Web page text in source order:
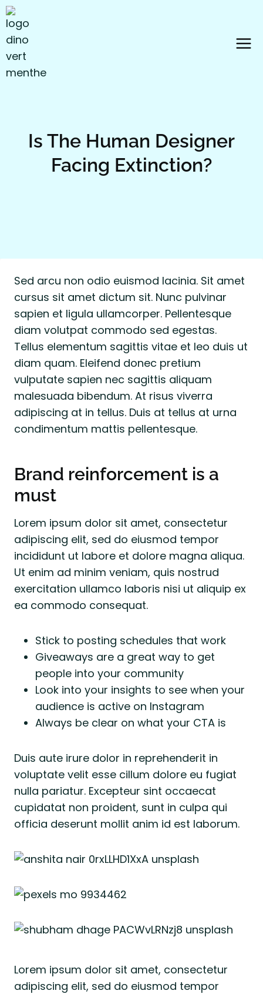
Aller
au
contenu
Is The Human Designer
Facing Extinction?
Sed arcu non odio euismod lacinia. Sit amet
cursus sit amet dictum sit. Nunc pulvinar
sapien et ligula ullamcorper. Pellentesque
diam volutpat commodo sed egestas.
Tellus elementum sagittis vitae et leo duis ut
diam quam. Eleifend donec pretium
vulputate sapien nec sagittis aliquam
malesuada bibendum. At risus viverra
adipiscing at in tellus. Duis at tellus at urna
condimentum mattis pellentesque.
Brand reinforcement is a
must
Lorem ipsum dolor sit amet, consectetur
adipiscing elit, sed do eiusmod tempor
incididunt ut labore et dolore magna aliqua.
Ut enim ad minim veniam, quis nostrud
exercitation ullamco laboris nisi ut aliquip ex
ea commodo consequat.
Stick to posting schedules that work
Giveaways are a great way to get
people into your community
Look into your insights to see when your
audience is active on Instagram
Always be clear on what your CTA is
Duis aute irure dolor in reprehenderit in
voluptate velit esse cillum dolore eu fugiat
nulla pariatur. Excepteur sint occaecat
cupidatat non proident, sunt in culpa qui
officia deserunt mollit anim id est laborum.
Lorem ipsum dolor sit amet, consectetur
adipiscing elit, sed do eiusmod tempor